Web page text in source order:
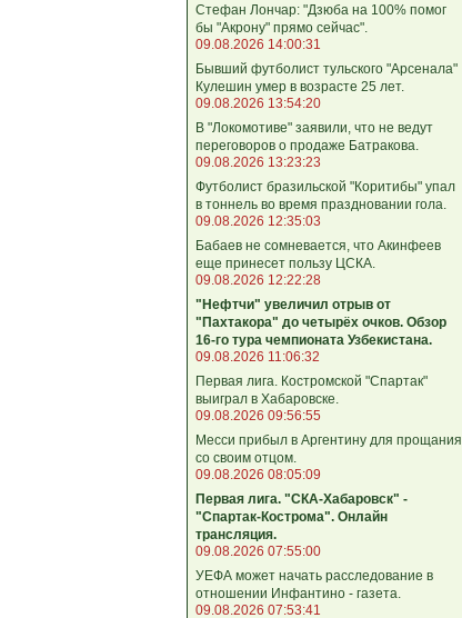
Стефан Лончар: "Дзюба на 100% помог
бы "Акрону" прямо сейчас".
09.08.2026 14:00:31
Бывший футболист тульского "Арсенала"
Кулешин умер в возрасте 25 лет.
09.08.2026 13:54:20
В "Локомотиве" заявили, что не ведут
переговоров о продаже Батракова.
09.08.2026 13:23:23
Футболист бразильской "Коритибы" упал
в тоннель во время праздновании гола.
09.08.2026 12:35:03
Бабаев не сомневается, что Акинфеев
еще принесет пользу ЦСКА.
09.08.2026 12:22:28
"Нефтчи" увеличил отрыв от
"Пахтакора" до четырёх очков. Обзор
16-го тура чемпионата Узбекистана.
09.08.2026 11:06:32
Первая лига. Костромской "Спартак"
выиграл в Хабаровске.
09.08.2026 09:56:55
Месси прибыл в Аргентину для прощания
со своим отцом.
09.08.2026 08:05:09
Первая лига. "СКА-Хабаровск" -
"Спартак-Кострома". Онлайн
трансляция.
09.08.2026 07:55:00
УЕФА может начать расследование в
отношении Инфантино - газета.
09.08.2026 07:53:41